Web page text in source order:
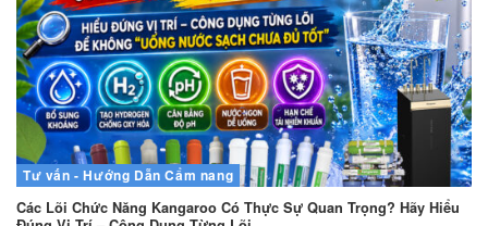
Tư vấn - Hướng Dẫn Cẩm nang
Các Lõi Chức Năng Kangaroo Có Thực Sự Quan Trọng? Hãy Hiểu